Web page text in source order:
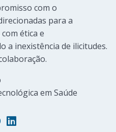
com o
para a
ética e
a inexistência de ilicitudes.
em Saúde